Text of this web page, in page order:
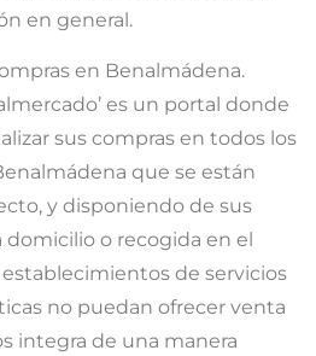
en general.
en Benalmádena.
es un portal donde
sus compras en todos los
que se están
y disponiendo de sus
o recogida en el
establecimientos de servicios
no puedan ofrecer venta
integra de una manera